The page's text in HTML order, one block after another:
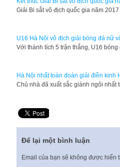
Giải Bi sắt vô địch quốc gia năm
U16 Hà Nội vô địch giải bóng đá nữ
Với thành tích 5 trận thắng, U16
Hà Nội nhất toàn đoàn giải điền kinh
Chủ nhà đã xuất sắc giành ngôi
Để lại một bình luận
Email của bạn sẽ không được hiển